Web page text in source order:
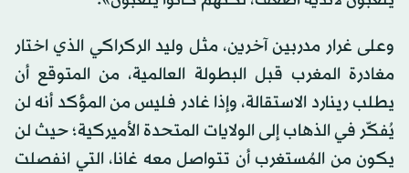
وعلى غرار مدربين آخرين، مثل وليد الركراكي الذي اختار
مغادرة المغرب قبل البطولة العالمية، من المتوقع أن
يطلب رينارد الاستقالة، وإذا غادر فليس من المؤكد أنه لن
يُفكّر في الذهاب إلى الولايات المتحدة الأميركية؛ حيث لن
يكون من المُستغرب أن تتواصل معه غانا، التي انفصلت